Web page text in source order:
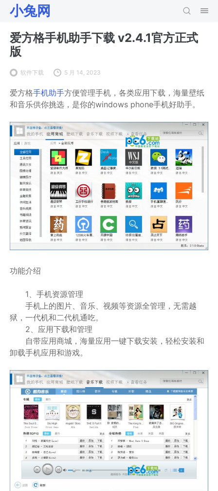
小兔网
爱方格手机助手下载 v2.4.1官方正式
版
软件下载 5 月 14, 2023
爱方格手机助手方便管理手机，各类应用下载，海量壁纸
和音乐供你挑选，是你的windows phone手机好助手。
功能介绍
1、手机资源管理
手机上的图片、音乐、视频等资源全管理，无需越
狱，一代机和二代机通吃。
2、应用下载和管理
自带应用商城，海量应用一键下载安装，轻松安装和
卸载手机应用和游戏。